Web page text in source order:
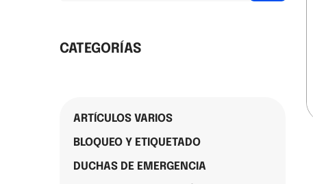
CATEGORÍAS
ARTÍCULOS VARIOS
BLOQUEO Y ETIQUETADO
DUCHAS DE EMERGENCIA